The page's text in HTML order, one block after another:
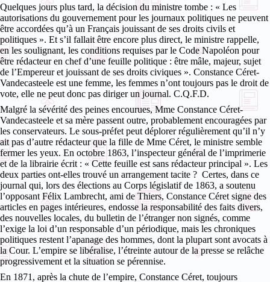
Quelques jours plus tard, la décision du ministre tombe : « Les
autorisations du gouvernement pour les journaux politiques ne peuvent
être accordées qu’à un Français jouissant de ses droits civils et
politiques ». Et s’il fallait être encore plus direct, le ministre rappelle,
en les soulignant, les conditions requises par le Code Napoléon pour
être rédacteur en chef d’une feuille politique : être mâle, majeur, sujet
de l’Empereur et jouissant de ses droits civiques ». Constance Céret-
Vandecasteele est une femme, les femmes n’ont toujours pas le droit de
vote, elle ne peut donc pas diriger un journal. C.Q.F.D.
Malgré la sévérité des peines encourues, Mme Constance Céret-
Vandecasteele et sa mère passent outre, probablement encouragées par
les conservateurs. Le sous-préfet peut déplorer régulièrement qu’il n’y
ait pas d’autre rédacteur que la fille de Mme Céret, le ministre semble
fermer les yeux. En octobre 1863, l’inspecteur général de l’imprimerie
et de la librairie écrit : « Cette feuille est sans rédacteur principal ». Les
deux parties ont-elles trouvé un arrangement tacite ? Certes, dans ce
journal qui, lors des élections au Corps législatif de 1863, a soutenu
l’opposant Félix Lambrecht, ami de Thiers, Constance Céret signe des
articles en pages intérieures, endosse la responsabilité des faits divers,
des nouvelles locales, du bulletin de l’étranger non signés, comme
l’exige la loi d’un responsable d’un périodique, mais les chroniques
politiques restent l’apanage des hommes, dont la plupart sont avocats à
la Cour. L’empire se libéralise, l’étreinte autour de la presse se relâche
progressivement et la situation se pérennise.
En 1871, après la chute de l’empire, Constance Céret, toujours